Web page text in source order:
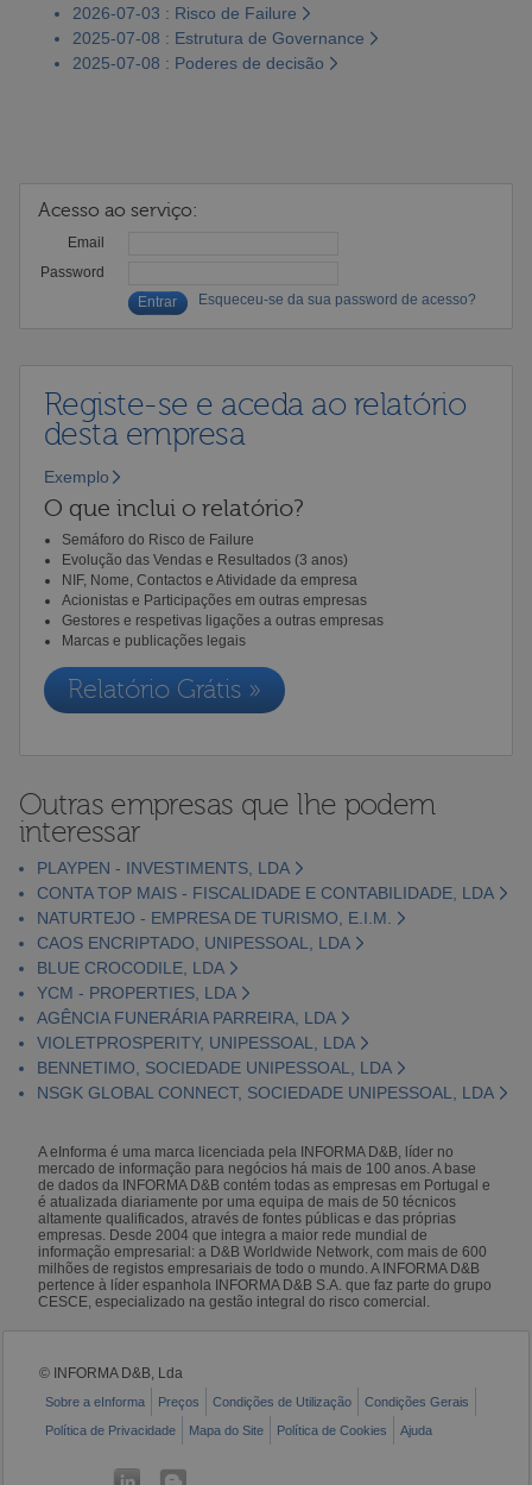
2026-07-03 : Risco de Failure
2025-07-08 : Estrutura de Governance
2025-07-08 : Poderes de decisão
Acesso ao serviço:
Email
Password
Esqueceu-se da sua password de acesso?
Registe-se e aceda ao relatório
desta empresa
Exemplo
O que inclui o relatório?
Semáforo do Risco de Failure
Evolução das Vendas e Resultados (3 anos)
NIF, Nome, Contactos e Atividade da empresa
Acionistas e Participações em outras empresas
Gestores e respetivas ligações a outras empresas
Marcas e publicações legais
Relatório Grátis »
Outras empresas que lhe podem
interessar
PLAYPEN - INVESTIMENTS, LDA
CONTA TOP MAIS - FISCALIDADE E CONTABILIDADE, LDA
NATURTEJO - EMPRESA DE TURISMO, E.I.M.
CAOS ENCRIPTADO, UNIPESSOAL, LDA
BLUE CROCODILE, LDA
YCM - PROPERTIES, LDA
AGÊNCIA FUNERÁRIA PARREIRA, LDA
VIOLETPROSPERITY, UNIPESSOAL, LDA
BENNETIMO, SOCIEDADE UNIPESSOAL, LDA
NSGK GLOBAL CONNECT, SOCIEDADE UNIPESSOAL, LDA
A eInforma é uma marca licenciada pela INFORMA D&B, líder no
mercado de informação para negócios há mais de 100 anos. A base
de dados da INFORMA D&B contém todas as empresas em Portugal e
é atualizada diariamente por uma equipa de mais de 50 técnicos
altamente qualificados, através de fontes públicas e das próprias
empresas. Desde 2004 que integra a maior rede mundial de
informação empresarial: a D&B Worldwide Network, com mais de 600
milhões de registos empresariais de todo o mundo. A INFORMA D&B
pertence à líder espanhola INFORMA D&B S.A. que faz parte do grupo
CESCE, especializado na gestão integral do risco comercial.
© INFORMA D&B, Lda
Sobre a eInforma Preços Condições de Utilização
Condições Gerais
Política de Privacidade
Mapa do Site Política de Cookies Ajuda